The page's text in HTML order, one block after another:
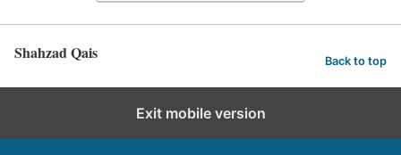
Shahzad Qais Back to top
Exit mobile version